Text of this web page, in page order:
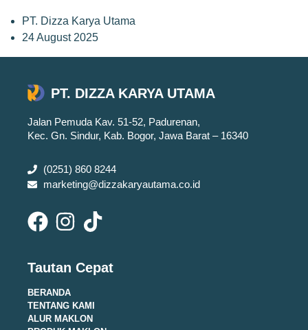
PT. Dizza Karya Utama
24 August 2025
PT. DIZZA KARYA UTAMA
Jalan Pemuda Kav. 51-52, Padurenan,
Kec. Gn. Sindur, Kab. Bogor, Jawa Barat – 16340
(0251) 860 8244
marketing@dizzakaryautama.co.id
Tautan Cepat
BERANDA
TENTANG KAMI
ALUR MAKLON